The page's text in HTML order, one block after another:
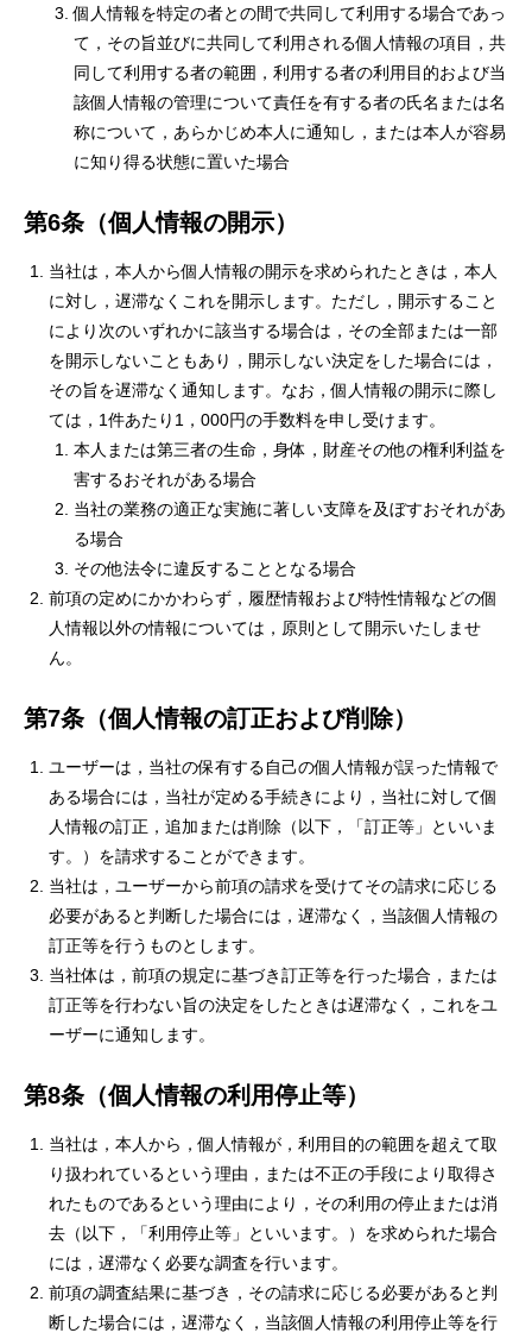
HOME
COMPANY
BUSINESS
INTERVIEW
RECRUIT
CONTACT
プライバシーポリシー
個人情報を特定の者との間で共同して利用する場合であっ
て，その旨並びに共同して利用される個人情報の項目，共
同して利用する者の範囲，利用する者の利用目的および当
該個人情報の管理について責任を有する者の氏名または名
称について，あらかじめ本人に通知し，または本人が容易
に知り得る状態に置いた場合
第6条（個人情報の開示）
当社は，本人から個人情報の開示を求められたときは，本人
に対し，遅滞なくこれを開示します。ただし，開示すること
により次のいずれかに該当する場合は，その全部または一部
を開示しないこともあり，開示しない決定をした場合には，
その旨を遅滞なく通知します。なお，個人情報の開示に際し
ては，1件あたり1，000円の手数料を申し受けます。
本人または第三者の生命，身体，財産その他の権利利益を
害するおそれがある場合
当社の業務の適正な実施に著しい支障を及ぼすおそれがあ
る場合
その他法令に違反することとなる場合
前項の定めにかかわらず，履歴情報および特性情報などの個
人情報以外の情報については，原則として開示いたしませ
ん。
第7条（個人情報の訂正および削除）
ユーザーは，当社の保有する自己の個人情報が誤った情報で
ある場合には，当社が定める手続きにより，当社に対して個
人情報の訂正，追加または削除（以下，「訂正等」といいま
す。）を請求することができます。
当社は，ユーザーから前項の請求を受けてその請求に応じる
必要があると判断した場合には，遅滞なく，当該個人情報の
訂正等を行うものとします。
当社体は，前項の規定に基づき訂正等を行った場合，または
訂正等を行わない旨の決定をしたときは遅滞なく，これをユ
ーザーに通知します。
第8条（個人情報の利用停止等）
当社は，本人から，個人情報が，利用目的の範囲を超えて取
り扱われているという理由，または不正の手段により取得さ
れたものであるという理由により，その利用の停止または消
去（以下，「利用停止等」といいます。）を求められた場合
には，遅滞なく必要な調査を行います。
前項の調査結果に基づき，その請求に応じる必要があると判
断した場合には，遅滞なく，当該個人情報の利用停止等を行